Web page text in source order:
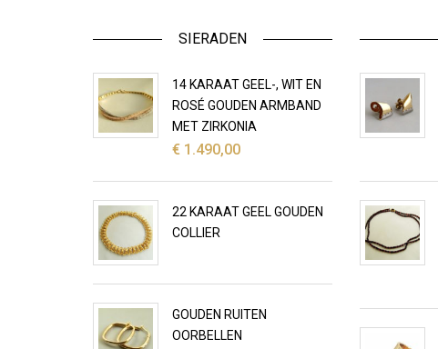
SIERADEN
14 KARAAT GEEL-, WIT EN
ROSÉ GOUDEN ARMBAND
MET ZIRKONIA
€ 1.490,00
22 KARAAT GEEL GOUDEN
COLLIER
GOUDEN RUITEN
OORBELLEN